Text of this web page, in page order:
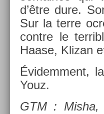
d’être dure.
Sur la terre
con­tre le
Haase, Klizan
Évidem­ment,
Youz.
GTM : Misha,